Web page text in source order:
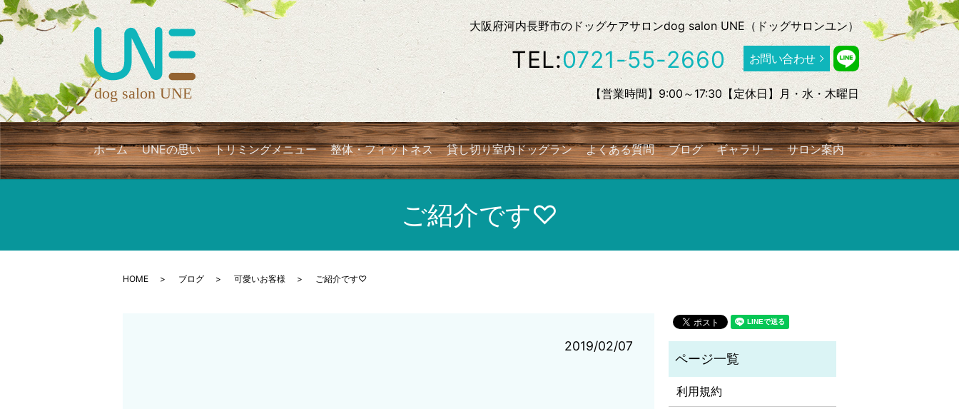
大阪府河内長野市のドッグケアサロンdog salon UNE（ドッグサロンユン）
TEL:0721-55-2660 お問い合わせ
【営業時間】9:00～17:30【定休日】月・水・木曜日
ホーム UNEの思い トリミングメニュー 整体・フィットネス 貸し切り室内ドッグラン よくある質問 ブログ ギャラリー サロン案内 search
ご紹介です♡
HOME ブログ 可愛いお客様 ご紹介です♡
2019/02/07
利用規約